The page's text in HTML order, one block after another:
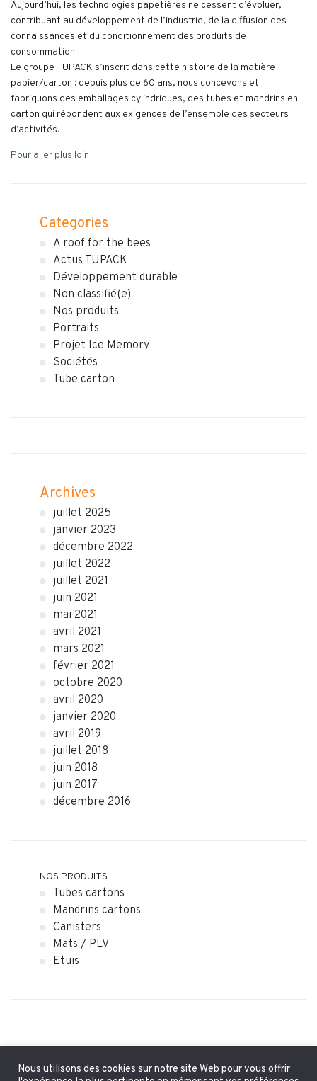
Aujourd’hui, les technologies papetières ne cessent d’évoluer,
contribuant au développement de l’industrie, de la diffusion des
connaissances et du conditionnement des produits de
consommation.
Le groupe TUPACK s’inscrit dans cette histoire de la matière
papier/carton : depuis plus de 60 ans, nous concevons et
fabriquons des emballages cylindriques, des tubes et mandrins en
carton qui répondent aux exigences de l’ensemble des secteurs
d’activités.
Pour aller plus loin
Categories
A roof for the bees
Actus TUPACK
Développement durable
Non classifié(e)
Nos produits
Portraits
Projet Ice Memory
Sociétés
Tube carton
Archives
juillet 2025
janvier 2023
décembre 2022
juillet 2022
juillet 2021
juin 2021
mai 2021
avril 2021
mars 2021
février 2021
octobre 2020
avril 2020
janvier 2020
avril 2019
juillet 2018
juin 2018
juin 2017
décembre 2016
NOS PRODUITS
Tubes cartons
Mandrins cartons
Canisters
Mats / PLV
Etuis
Nous utilisons des cookies sur notre site Web pour vous offrir